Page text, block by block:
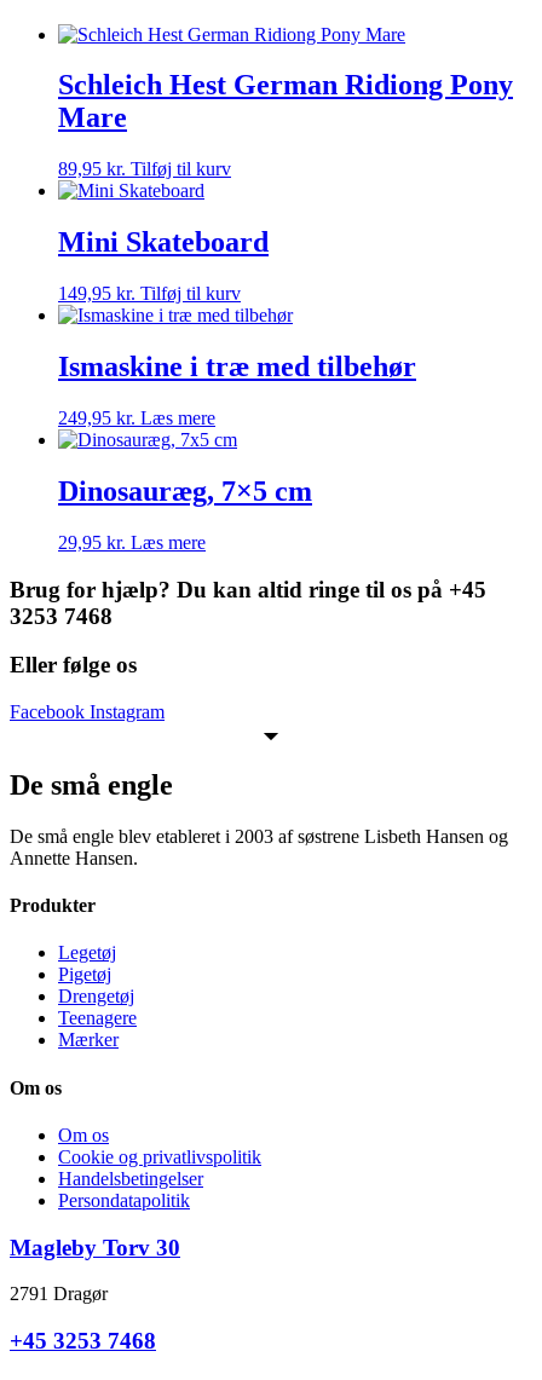
Schleich Hest German Ridiong Pony
Mare
89,95 kr. Tilføj til kurv
Mini Skateboard
149,95 kr. Tilføj til kurv
Ismaskine i træ med tilbehør
249,95 kr. Læs mere
Dinosauræg, 7×5 cm
29,95 kr. Læs mere
Brug for hjælp? Du kan altid ringe til os på +45
3253 7468
Eller følge os
Facebook Instagram
De små engle
De små engle blev etableret i 2003 af søstrene Lisbeth Hansen og
Annette Hansen.
Produkter
Legetøj
Pigetøj
Drengetøj
Teenagere
Mærker
Om os
Om os
Cookie og privatlivspolitik
Handelsbetingelser
Persondatapolitik
Magleby Torv 30
2791 Dragør
+45 3253 7468